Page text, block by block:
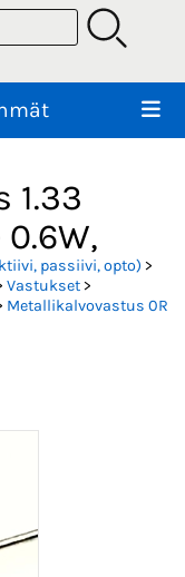
1.33
0.6W,
passiivi, opto) >
Vastukset>
Metallikalvovastus 0R